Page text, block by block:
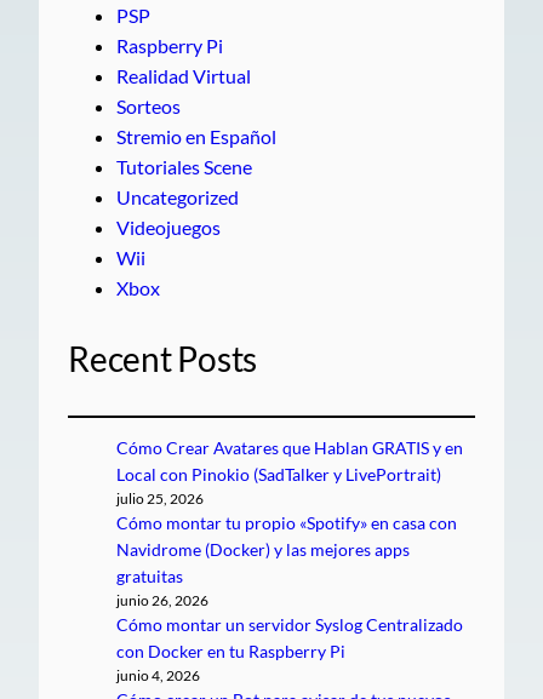
PSP
Raspberry Pi
Realidad Virtual
Sorteos
Stremio en Español
Tutoriales Scene
Uncategorized
Videojuegos
Wii
Xbox
Recent Posts
Cómo Crear Avatares que Hablan GRATIS y en
Local con Pinokio (SadTalker y LivePortrait)
julio 25, 2026
Cómo montar tu propio «Spotify» en casa con
Navidrome (Docker) y las mejores apps
gratuitas
junio 26, 2026
Cómo montar un servidor Syslog Centralizado
con Docker en tu Raspberry Pi
junio 4, 2026